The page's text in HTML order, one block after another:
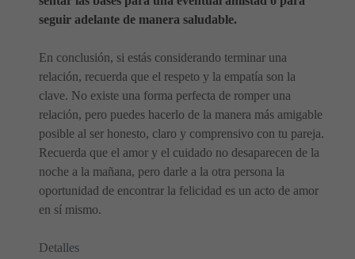
seguir adelante de manera saludable.
En conclusión, si estás considerando terminar una
relación, recuerda que el respeto y la empatía son la
clave. No existe una forma perfecta de romper una
relación, pero puedes hacerlo de la manera más amigable
posible al ser honesto, claro y comprensivo con tu pareja.
Recuerda que el amor y el cuidado no desaparecen de la
noche a la mañana, pero darle a la otra persona la
oportunidad de encontrar la felicidad es un acto de amor
en sí mismo.
Detalles